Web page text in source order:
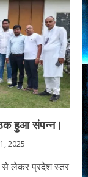
हुआ संपन्न।
2025
लेकर प्रदेश स्तर